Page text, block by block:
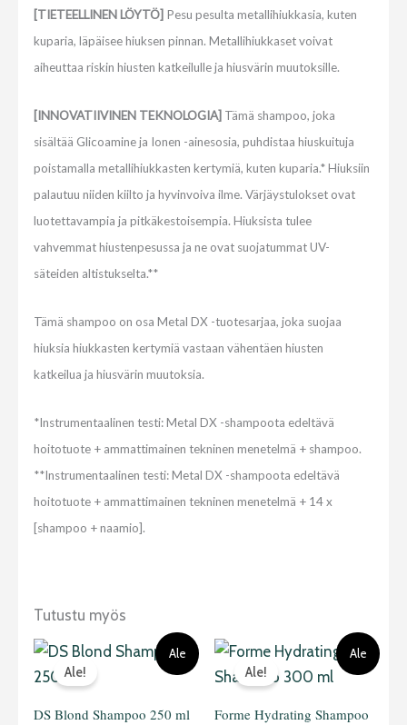
[TIETEELLINEN LÖYTÖ] Pesu pesulta metallihiukkasia, kuten
kuparia, läpäisee hiuksen pinnan. Metallihiukkaset voivat
aiheuttaa riskin hiusten katkeilulle ja hiusvärin muutoksille.
[INNOVATIIVINEN TEKNOLOGIA] Tämä shampoo, joka
sisältää Glicoamine ja Ionen -ainesosia, puhdistaa hiuskuituja
poistamalla metallihiukkasten kertymiä, kuten kuparia.* Hiuksiin
palautuu niiden kiilto ja hyvinvoiva ilme. Värjäystulokset ovat
luotettavampia ja pitkäkestoisempia. Hiuksista tulee
vahvemmat hiustenpesussa ja ne ovat suojatummat UV-
säteiden altistukselta.**
Tämä shampoo on osa Metal DX -tuotesarjaa, joka suojaa
hiuksia hiukkasten kertymiä vastaan vähentäen hiusten
katkeilua ja hiusvärin muutoksia.
*Instrumentaalinen testi: Metal DX -shampoota edeltävä
hoitotuote + ammattimainen tekninen menetelmä + shampoo.
**Instrumentaalinen testi: Metal DX -shampoota edeltävä
hoitotuote + ammattimainen tekninen menetelmä + 14 x
[shampoo + naamio].
Tutustu myös
Ale
Ale!
DS Blond Shampoo 250 ml
Alkuperäinen
hinta
oli:
22,50 €.
Nykyinen
hinta
Ale
Ale!
Forme Hydrating Shampoo
Alkuperäinen
hinta
oli:
23,50 €.
Nykyinen
hinta
on:
14,90 €.